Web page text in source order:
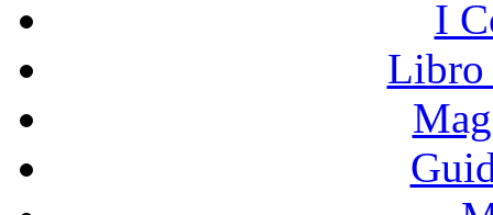
I
Libro